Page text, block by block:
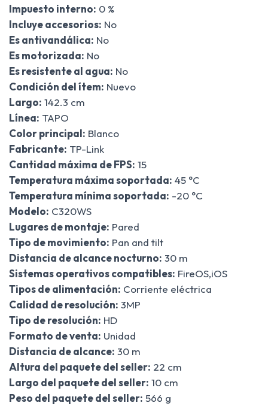
Impuesto interno: 0 %
Incluye accesorios: No
Es antivandálica: No
Es motorizada: No
Es resistente al agua: No
Condición del ítem: Nuevo
Largo: 142.3 cm
Línea: TAPO
Color principal: Blanco
Fabricante: TP-Link
Cantidad máxima de FPS: 15
Temperatura máxima soportada: 45 °C
Temperatura mínima soportada: -20 °C
Modelo: C320WS
Lugares de montaje: Pared
Tipo de movimiento: Pan and tilt
Distancia de alcance nocturno: 30 m
Sistemas operativos compatibles: FireOS,iOS
Tipos de alimentación: Corriente eléctrica
Calidad de resolución: 3MP
Tipo de resolución: HD
Formato de venta: Unidad
Distancia de alcance: 30 m
Altura del paquete del seller: 22 cm
Largo del paquete del seller: 10 cm
Peso del paquete del seller: 566 g